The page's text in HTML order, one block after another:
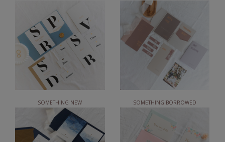
SOMETHING NEW SOMETHING BORROWED